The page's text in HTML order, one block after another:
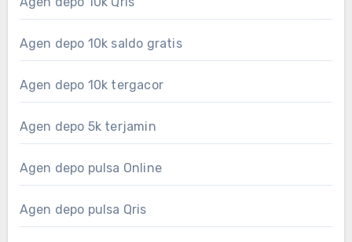
Agen depo 10k saldo gratis
Agen depo 10k tergacor
Agen depo 5k terjamin
Agen depo pulsa Online
Agen depo pulsa Qris